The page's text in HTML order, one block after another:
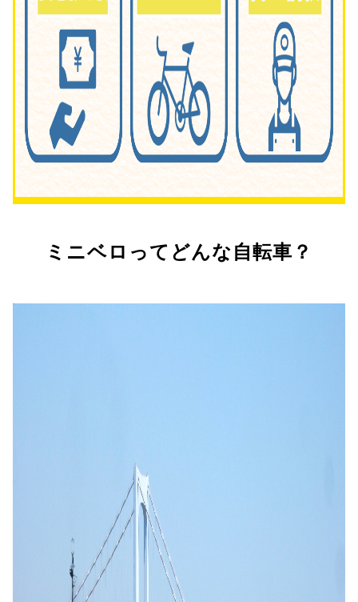
ミニベロってどんな自転車？